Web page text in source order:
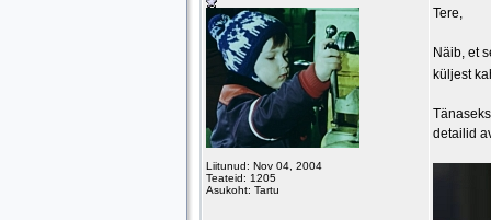
Liitunud: Nov 04, 2004
Teateid: 1205
Asukoht: Tartu
Tere,
Näib, et
küljest
detailid